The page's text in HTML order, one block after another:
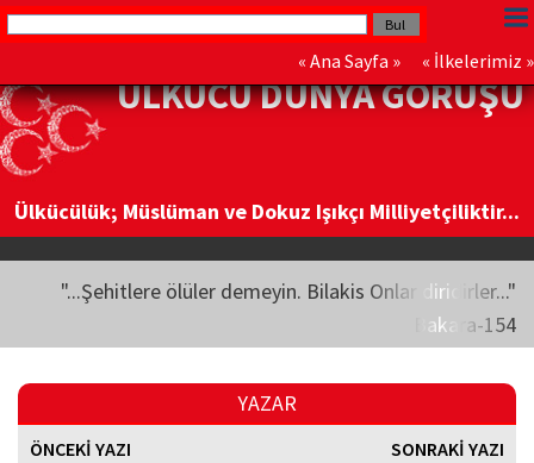
« Ana Sayfa » « İlkelerimiz »
ÜLKÜCÜ DÜNYA GÖRÜŞÜ
Ülkücülük; Müslüman ve Dokuz Işıkçı Milliyetçiliktir...
"...Şehitlere ölüler demeyin. Bilakis Onlar diridirler..."
Bakara-154
YAZAR
ÖNCEKİ YAZI SONRAKİ YAZI